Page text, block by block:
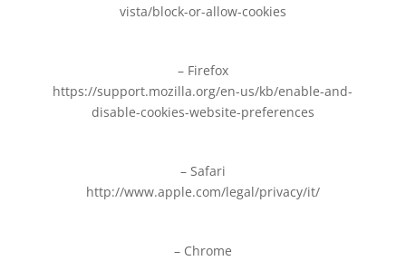
vista/block-or-allow-cookies
– Firefox
https://support.mozilla.org/en-us/kb/enable-and-
disable-cookies-website-preferences
– Safari
http://www.apple.com/legal/privacy/it/
– Chrome